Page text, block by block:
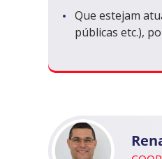
Que estejam
públicas etc.),